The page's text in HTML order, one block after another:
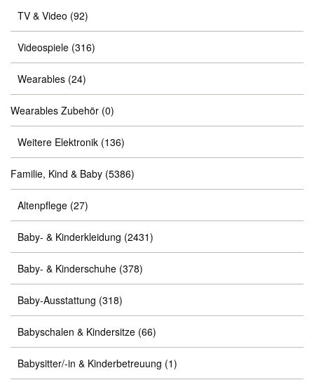
TV & Video (92)
Videospiele (316)
Wearables (24)
Wearables Zubehör (0)
Weitere Elektronik (136)
Familie, Kind & Baby (5386)
Altenpflege (27)
Baby- & Kinderkleidung (2431)
Baby- & Kinderschuhe (378)
Baby-Ausstattung (318)
Babyschalen & Kindersitze (66)
Babysitter/-in & Kinderbetreuung (1)